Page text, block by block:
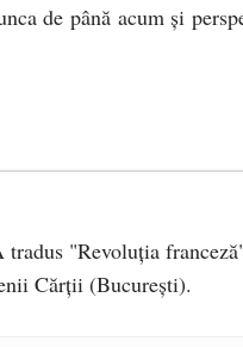
de până acum și
"Revoluţia
Cărţii (Bucureşti).